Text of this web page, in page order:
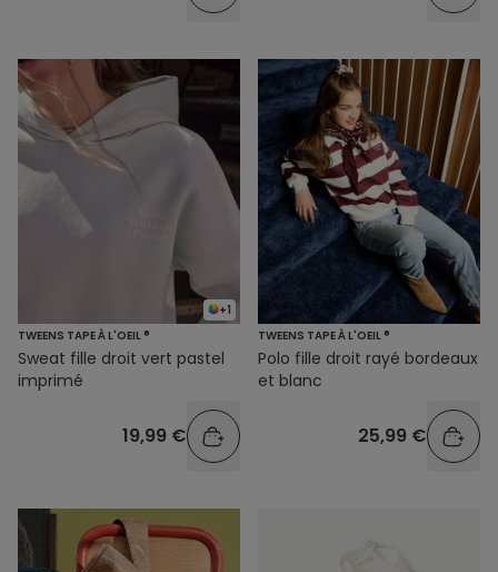
+1
TWEENS TAPE À L'OEIL ®
Sweat fille droit vert pastel
imprimé
19,99 €
TWEENS TAPE À L'OEIL ®
Polo fille droit rayé bordeaux
et blanc
25,99 €